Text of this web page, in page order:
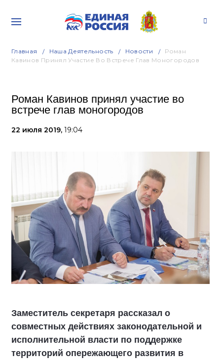
Главная Наша Деятельность Новости
Роман
Кавинов Принял Участие Во Встрече Глав Моногородов
Роман Кавинов принял участие во
встрече глав моногородов
22 июля 2019, 19:04
Заместитель секретаря рассказал о
совместных действиях законодательной и
исполнительной власти по поддержке
территорий опережающего развития в